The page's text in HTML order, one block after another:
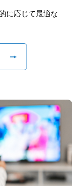
に応じて最適な